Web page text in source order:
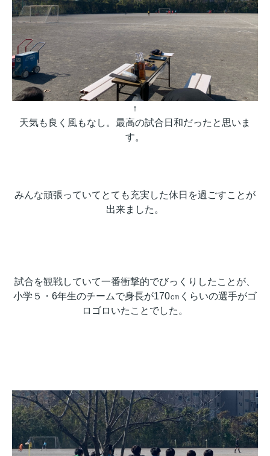
↑
天気も良く風もなし。最高の試合日和だったと思いま
す。
みんな頑張っていてとても充実した休日を過ごすことが
出来ました。
試合を観戦していて一番衝撃的でびっくりしたことが、
小学５・6年生のチームで身長が170㎝くらいの選手がゴ
ロゴロいたことでした。